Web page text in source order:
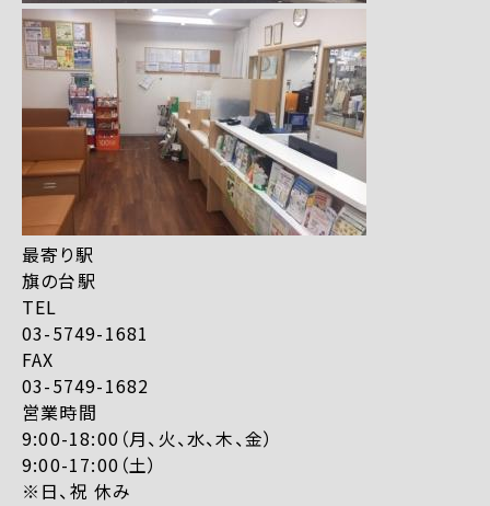
最寄り駅
旗の台駅
TEL
03-5749-1681
FAX
03-5749-1682
営業時間
9:00-18:00（月、火、水、木、金）
9:00-17:00（土）
※日、祝 休み